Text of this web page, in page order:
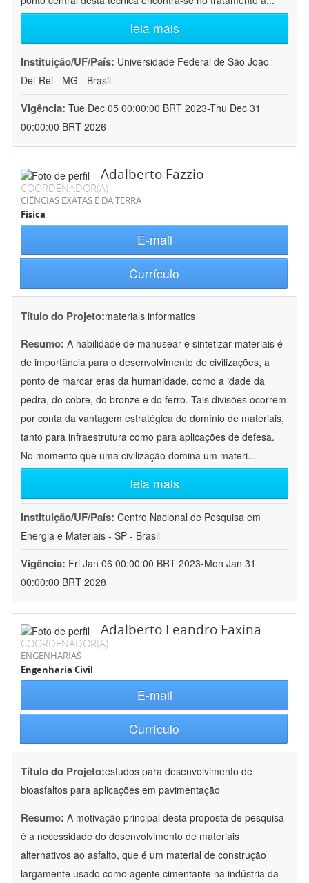
leia mais
Instituição/UF/País: Universidade Federal de São João
Del-Rei - MG - Brasil
Vigência: Tue Dec 05 00:00:00 BRT 2023-Thu Dec 31
00:00:00 BRT 2026
Adalberto Fazzio
COORDENADOR(A)
CIÊNCIAS EXATAS E DA TERRA
Física
E-mail
Currículo
Título do Projeto:materials informatics
Resumo: A habilidade de manusear e sintetizar materiais é
de importância para o desenvolvimento de civilizações, a
ponto de marcar eras da humanidade, como a idade da
pedra, do cobre, do bronze e do ferro. Tais divisões ocorrem
por conta da vantagem estratégica do domínio de materiais,
tanto para infraestrutura como para aplicações de defesa.
No momento que uma civilização domina um materi...
leia mais
Instituição/UF/País: Centro Nacional de Pesquisa em
Energia e Materiais - SP - Brasil
Vigência: Fri Jan 06 00:00:00 BRT 2023-Mon Jan 31
00:00:00 BRT 2028
Adalberto Leandro Faxina
COORDENADOR(A)
ENGENHARIAS
Engenharia Civil
E-mail
Currículo
Título do Projeto:estudos para desenvolvimento de
bioasfaltos para aplicações em pavimentação
Resumo: A motivação principal desta proposta de pesquisa
é a necessidade do desenvolvimento de materiais
alternativos ao asfalto, que é um material de construção
largamente usado como agente cimentante na indústria da